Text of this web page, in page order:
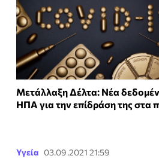
Μετάλλαξη Δέλτα: Νέα
ΗΠΑ για την επίδράση της στα
Υγεία 03.09.2021 21:59